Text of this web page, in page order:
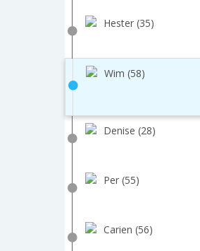
Hester (35)
Wim (58)
Denise (28)
Per (55)
Carien (56)